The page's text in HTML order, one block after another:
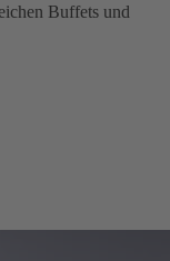
Buffets und